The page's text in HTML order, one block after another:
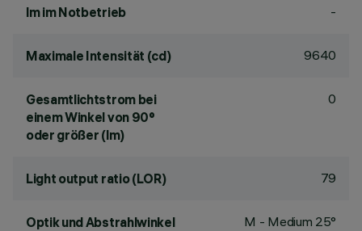
lm im Notbetrieb -
Maximale Intensität (cd) 9640
Gesamtlichtstrom bei
einem Winkel von 90°
oder größer (lm)
0
Light output ratio (LOR) 79
Optik und Abstrahlwinkel M - Medium 25°